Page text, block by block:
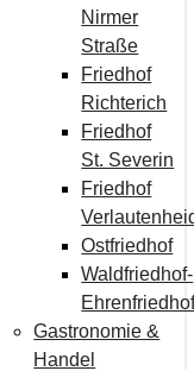
Nirmer
Straße
Friedhof
Richterich
Friedhof
St. Severin
Friedhof
Ostfriedhof
Waldfriedhof-
Gastronomie &
Handel